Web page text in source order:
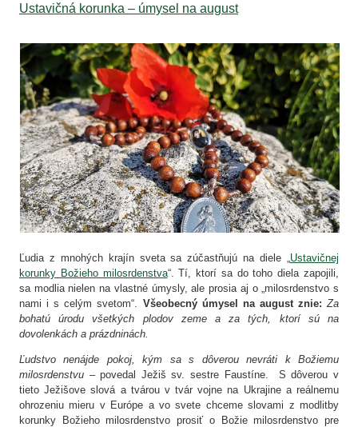
Ustavičná korunka – úmysel na august
Ľudia z mnohých krajín sveta sa zúčastňujú na diele „Ustavičnej
korunky Božieho milosrdenstva“. Tí, ktorí sa do toho diela zapojili,
sa modlia nielen na vlastné úmysly, ale prosia aj o „milosrdenstvo s
nami i s celým svetom“. Všeobecný úmysel na august znie: Za
bohatú úrodu všetkých plodov zeme a za tých, ktorí sú na
dovolenkách a prázdninách.
Ľudstvo nenájde pokoj, kým sa s dôverou nevráti k Božiemu
milosrdenstvu – povedal Ježiš sv. sestre Faustíne. S dôverou v
tieto Ježišove slová a tvárou v tvár vojne na Ukrajine a reálnemu
ohrozeniu mieru v Európe a vo svete chceme slovami z modlitby
korunky Božieho milosrdenstvo prosiť o Božie milosrdenstvo pre